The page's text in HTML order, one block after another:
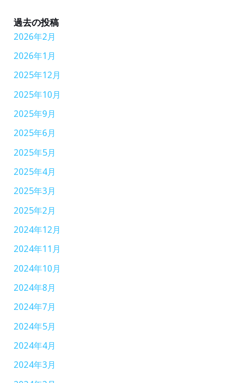
高
い
評
価
過去の投稿
2026年2月
2026年1月
2025年12月
2025年10月
2025年9月
2025年6月
2025年5月
2025年4月
2025年3月
2025年2月
2024年12月
2024年11月
2024年10月
2024年8月
2024年7月
2024年5月
2024年4月
2024年3月